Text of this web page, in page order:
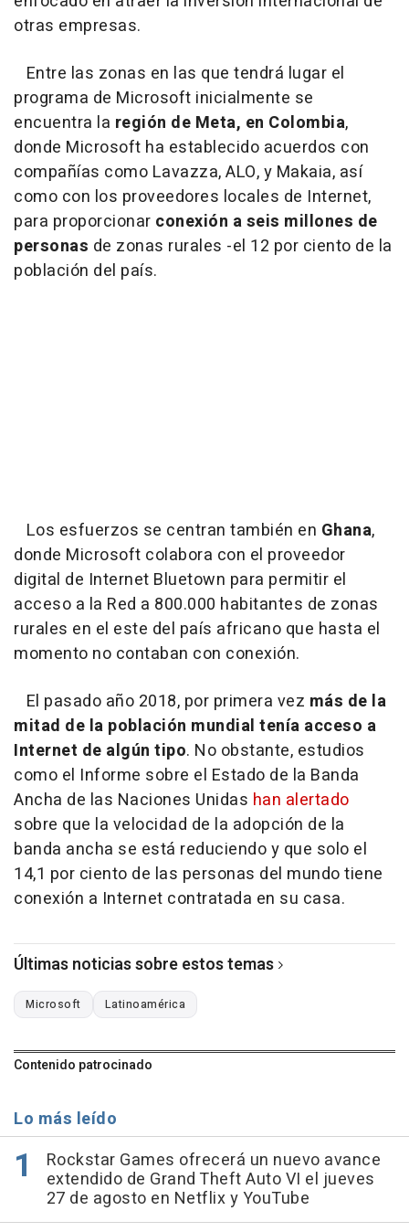
otras empresas.
Entre las zonas en las que tendrá lugar el
programa de Microsoft inicialmente se
encuentra la región de Meta, en Colombia,
donde Microsoft ha establecido acuerdos con
compañías como Lavazza, ALO, y Makaia, así
como con los proveedores locales de Internet,
para proporcionar conexión a seis millones de
personas de zonas rurales -el 12 por ciento de la
población del país.
Los esfuerzos se centran también en Ghana,
donde Microsoft colabora con el proveedor
digital de Internet Bluetown para permitir el
acceso a la Red a 800.000 habitantes de zonas
rurales en el este del país africano que hasta el
momento no contaban con conexión.
El pasado año 2018, por primera vez más de la
mitad de la población mundial tenía acceso a
Internet de algún tipo. No obstante, estudios
como el Informe sobre el Estado de la Banda
Ancha de las Naciones Unidas han alertado
sobre que la velocidad de la adopción de la
banda ancha se está reduciendo y que solo el
14,1 por ciento de las personas del mundo tiene
conexión a Internet contratada en su casa.
Últimas noticias sobre estos temas
Microsoft Latinoamérica
Contenido patrocinado
Lo más leído
Rockstar Games ofrecerá un nuevo avance
extendido de Grand Theft Auto VI el jueves
27 de agosto en Netflix y YouTube